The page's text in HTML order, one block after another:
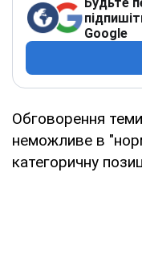
Google
Обговорення
неможливе в
категоричну